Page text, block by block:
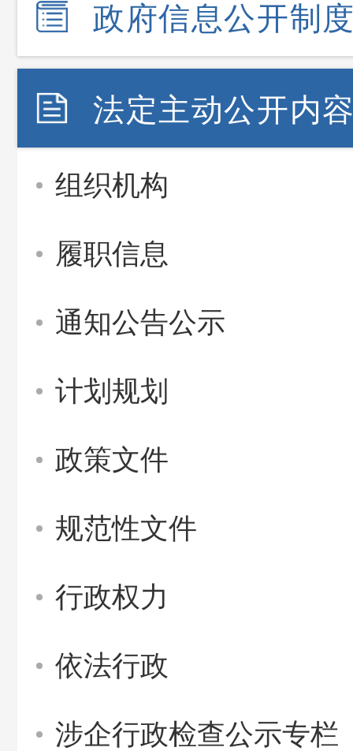
政府信息公开制
法定主动公开内
组织机构
履职信息
通知公告公示
计划规划
政策文件
规范性文件
行政权力
依法行政
涉企行政检查公示专栏